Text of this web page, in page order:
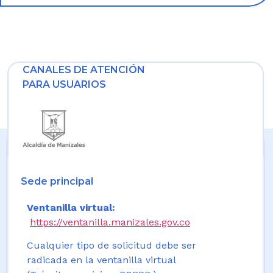
CANALES DE ATENCIÓN
PARA USUARIOS
Sede principal
Ventanilla virtual:
https://ventanilla.manizales.gov.co
Cualquier tipo de solicitud debe ser
radicada en la ventanilla virtual